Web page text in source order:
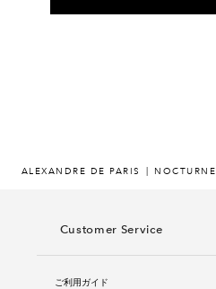
ALEXANDRE DE PARIS NOCTURNE
Customer Service
ご利用ガイド